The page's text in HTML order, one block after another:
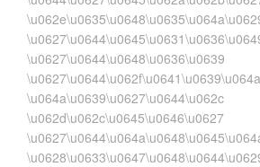
\u0627\u0644\u0648\u0636\u0639
\u0627\u0644\u062f\u0641\u0639\u064a
\u064a\u0639\u0627\u0644\u062c
\u062d\u062c\u0645\u0646\u0627